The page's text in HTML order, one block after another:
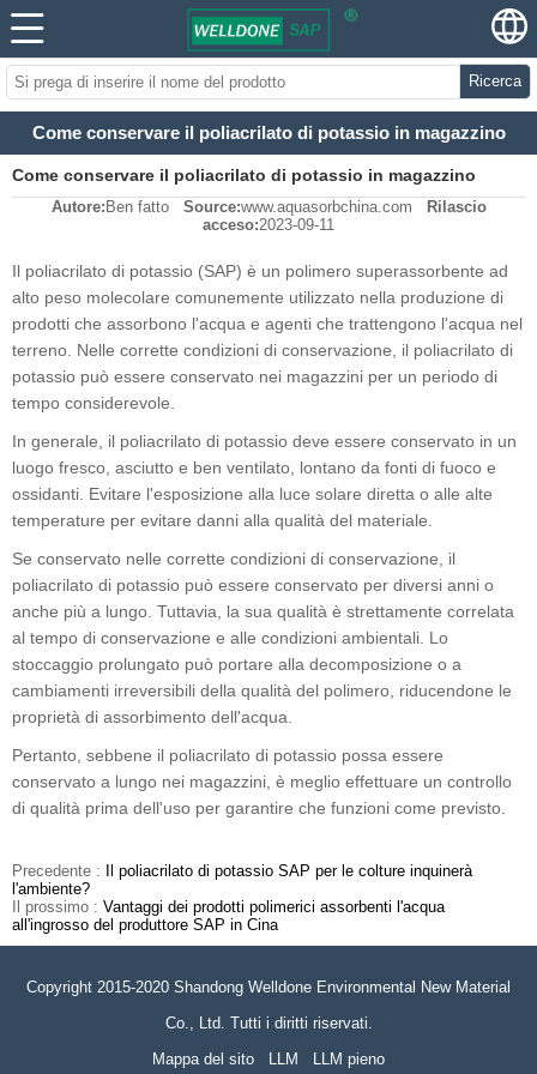
Ricerca
Come conservare il poliacrilato di potassio in magazzino
Come conservare il poliacrilato di potassio in magazzino
Autore: Ben fatto Source:www.aquasorbchina.com
Rilascio
acceso:2023-09-11
Il poliacrilato di potassio (SAP) è un polimero superassorbente ad
alto peso molecolare comunemente utilizzato nella produzione di
prodotti che assorbono l'acqua e agenti che trattengono l'acqua nel
terreno. Nelle corrette condizioni di conservazione, il poliacrilato di
potassio può essere conservato nei magazzini per un periodo di
tempo considerevole.
In generale, il poliacrilato di potassio deve essere conservato in un
luogo fresco, asciutto e ben ventilato, lontano da fonti di fuoco e
ossidanti. Evitare l'esposizione alla luce solare diretta o alle alte
temperature per evitare danni alla qualità del materiale.
Se conservato nelle corrette condizioni di conservazione, il
poliacrilato di potassio può essere conservato per diversi anni o
anche più a lungo. Tuttavia, la sua qualità è strettamente correlata
al tempo di conservazione e alle condizioni ambientali. Lo
stoccaggio prolungato può portare alla decomposizione o a
cambiamenti irreversibili della qualità del polimero, riducendone le
proprietà di assorbimento dell'acqua.
Pertanto, sebbene il poliacrilato di potassio possa essere
conservato a lungo nei magazzini, è meglio effettuare un controllo
di qualità prima dell'uso per garantire che funzioni come previsto.
Precedente :
Il poliacrilato di potassio SAP per le colture inquinerà
l'ambiente?
Il prossimo : Vantaggi dei prodotti polimerici assorbenti l'acqua
all'ingrosso del produttore SAP in Cina
Copyright 2015-2020 Shandong Welldone Environmental New Material
Co., Ltd. Tutti i diritti riservati.
Mappa del sito
LLM LLM pieno